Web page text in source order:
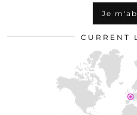
CURRENT